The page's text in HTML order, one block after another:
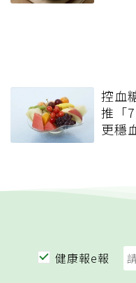
控血
推「
更穩
健康報e報